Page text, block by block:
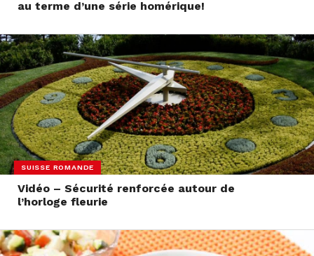
au terme d’une série homérique!
SUISSE ROMANDE
Vidéo – Sécurité renforcée autour de
l’horloge fleurie